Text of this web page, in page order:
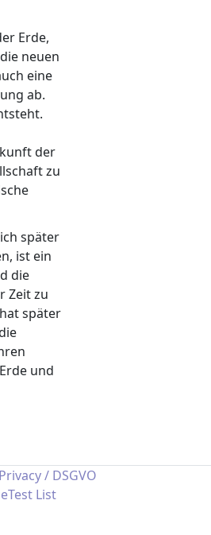
Erde,
neuen
eine
ab.
der
zu
später
ist ein
die
Zeit zu
später
und
/ DSGVO
List